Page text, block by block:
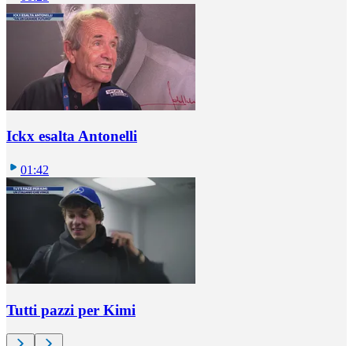
Ickx esalta Antonelli
01:42
Tutti pazzi per Kimi